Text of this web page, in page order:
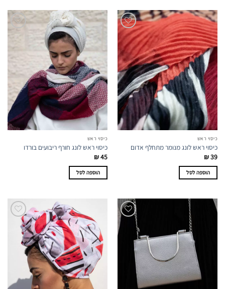
כיסוי ראש
כיסוי ראש לונג מנומר מתחלף אדום
₪39
הוספה לסל
כיסוי ראש
כיסוי ראש לונג חורף ריבועים בורדו
₪45
הוספה לסל